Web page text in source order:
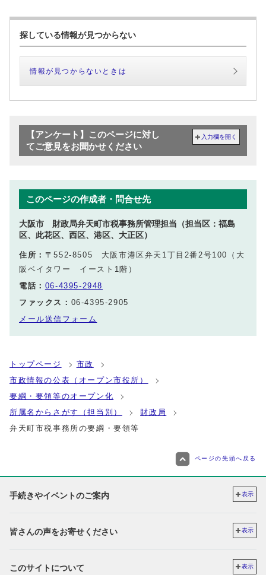
探している情報が見つからない
情報が見つからないときは
【アンケート】このページに対し
てご意見をお聞かせください
入力欄を開く
このページの作成者・問合せ先
大阪市 財政局弁天町市税事務所管理担当（担当区：福島
区、此花区、西区、港区、大正区）
住所： 〒552-8505 大阪市港区弁天1丁目2番2号100（大
阪ベイタワー イースト1階）
電話： 06-4395-2948
ファックス： 06-4395-2905
メール送信フォーム
トップページ
市政
市政情報の公表（オープン市役所）
要綱・要領等のオープン化
所属名からさがす（担当別）
財政局
弁天町市税事務所の要綱・要領等
ページの先頭へ戻る
手続きやイベントのご案内 表示
皆さんの声をお寄せください 表示
このサイトについて 表示